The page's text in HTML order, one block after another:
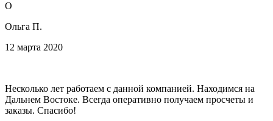
О
Ольга П.
12 марта 2020
Несколько лет работаем с данной компанией. Находимся на
Дальнем Востоке. Всегда оперативно получаем просчеты и
заказы. Спасибо!